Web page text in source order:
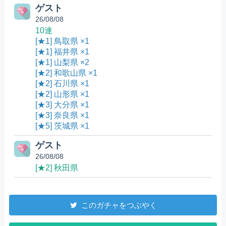
ゲスト
26/08/08
10連
[★1] 鳥取県 ×1
[★1] 福井県 ×1
[★1] 山梨県 ×2
[★2] 和歌山県 ×1
[★2] 石川県 ×1
[★2] 山形県 ×1
[★3] 大分県 ×1
[★3] 奈良県 ×1
[★5] 茨城県 ×1
ゲスト
26/08/08
[★2] 秋田県
このガチャをつぶやく